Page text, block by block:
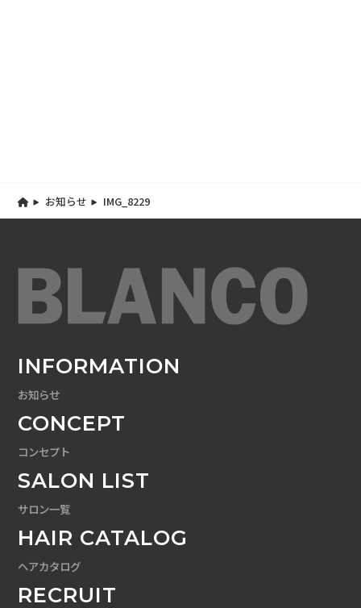
お知らせ IMG_8229
INFORMATION
お知らせ
CONCEPT
コンセプト
SALON LIST
サロン一覧
HAIR CATALOG
ヘアカタログ
RECRUIT